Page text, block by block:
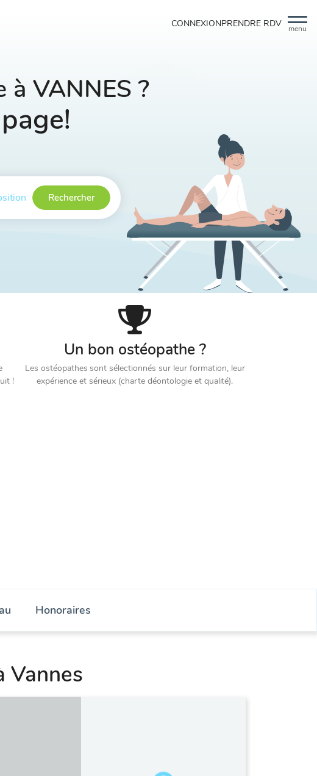
menu
CONNEXIONPRENDRE RDV
VANNES ?
Rechercher
!
Un bon ostéopathe ?
Les ostéopathes sont sélectionnés sur leur formation, leur
expérience et sérieux (charte déontologie et qualité).
Honoraires
Vannes